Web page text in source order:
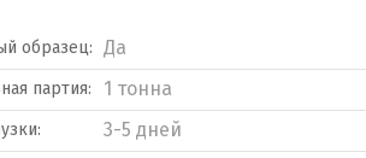
образец: Да
партия: 1 тонна
3-5 дней